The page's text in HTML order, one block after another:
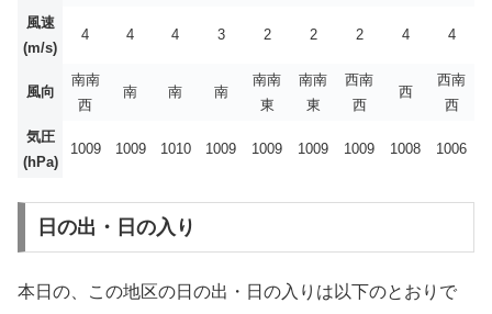
風速
(m/s)
4 4 4 3 2 2 2 4 4
風向
南南
西
南 南 南
南南
東
南南
東
西南
西
西
西南
西
気圧
(hPa)
1009 1009 1010 1009 1009 1009 1009 1008 1006
日の出・日の入り
本日の、この地区の日の出・日の入りは以下のとおりで